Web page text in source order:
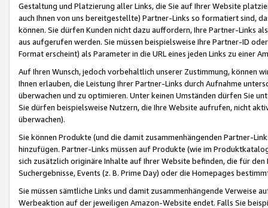
Gestaltung und Platzierung aller Links, die Sie auf Ihrer Website
auch Ihnen von uns bereitgestellte) Partner-Links so formatiert sind,
können. Sie dürfen Kunden nicht dazu auffordern, Ihre Partner-Links
aus aufgerufen werden. Sie müssen beispielsweise Ihre Partner-ID
Format erscheint) als Parameter in die URL eines jeden Links zu einer
Auf Ihren Wunsch, jedoch vorbehaltlich unserer Zustimmung, können
Ihnen erlauben, die Leistung Ihrer Partner-Links durch Aufnahme
überwachen und zu optimieren. Unter keinen Umständen dürfen Sie
Sie dürfen beispielsweise Nutzern, die Ihre Website aufrufen, nicht
überwachen).
Sie können Produkte (und die damit zusammenhängenden Partner-
hinzufügen. Partner-Links müssen auf Produkte (wie im
sich zusätzlich originäre Inhalte auf Ihrer Website befinden, die für
Suchergebnisse, Events (z. B. Prime Day) oder die Homepages
Sie müssen sämtliche Links und damit zusammenhängende
Werbeaktion auf der jeweiligen Amazon-Website endet. Falls Sie